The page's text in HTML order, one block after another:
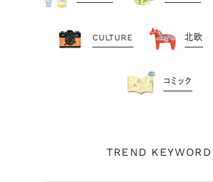
CULTURE 北欧
コミック
TREND KEYWORD